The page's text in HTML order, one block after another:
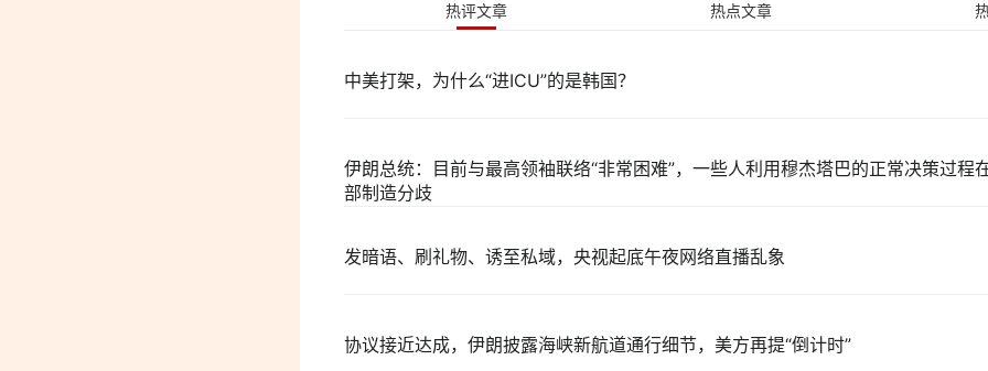
热评文章 热点文章
中美打架，为什么“进ICU”的是韩国？
伊朗总统：目前与最高领袖联络“非常困难”，一些人利用穆杰塔巴的正常决策过程
部制造分歧
发暗语、刷礼物、诱至私域，央视起底午夜网络直播乱象
协议接近达成，伊朗披露海峡新航道通行细节，美方再提“倒计时”